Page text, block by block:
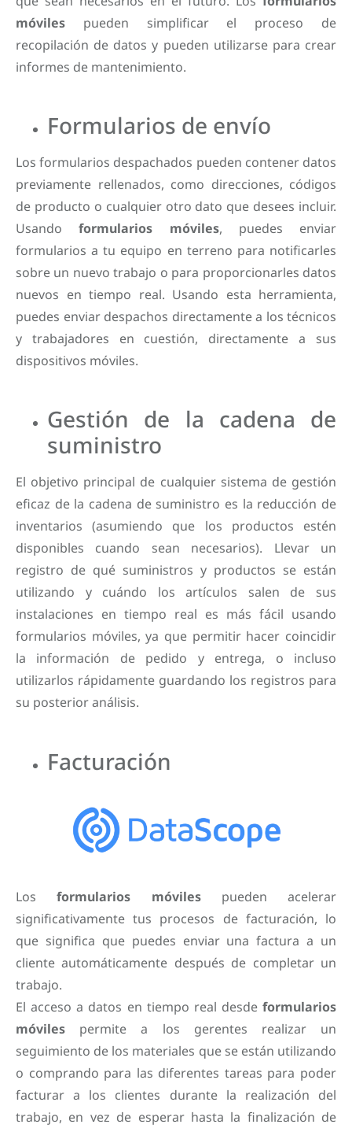
móviles pueden simplificar el proceso de
recopilación de datos y pueden utilizarse para crear
informes de mantenimiento.
Formularios de envío
Los formularios despachados pueden contener datos
previamente rellenados, como direcciones, códigos
de producto o cualquier otro dato que desees incluir.
Usandoformularios móviles, puedes enviar
formularios a tu equipo en terreno para notificarles
sobre un nuevo trabajo o para proporcionarles datos
nuevos en tiempo real. Usando esta herramienta,
puedes enviar despachos directamente a los técnicos
y trabajadores en cuestión, directamente a sus
dispositivos móviles.
Gestión de la cadena de
suministro
El objetivo principal de cualquier sistema de gestión
eficaz de la cadena de suministro es la reducción de
inventarios (asumiendo que los productos estén
disponibles cuando sean necesarios). Llevar un
registro de qué suministros y productos se están
utilizando y cuándo los artículos salen de sus
instalaciones en tiempo real es más fácil usando
formularios móviles, ya que permitir hacer coincidir
la información de pedido y entrega, o incluso
utilizarlos rápidamente guardando los registros para
su posterior análisis.
Facturación
Losformularios móvilespueden acelerar
significativamente tus procesos de facturación, lo
que significa que puedes enviar una factura a un
cliente automáticamente después de completar un
trabajo.
El acceso a datos en tiempo real desde formularios
móviles permite a los gerentes realizar un
seguimiento de los materiales que se están utilizando
o comprando para las diferentes tareas para poder
facturar a los clientes durante la realización del
trabajo, en vez de esperar hasta la finalización de